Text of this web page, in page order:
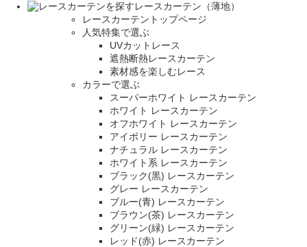
レースカーテン（薄地）
レースカーテントップページ
人気特集で選ぶ
UVカットレース
遮熱断熱レースカーテン
素材感を楽しむレース
カラーで選ぶ
スーパーホワイト レースカーテン
ホワイト レースカーテン
オフホワイト レースカーテン
アイボリー レースカーテン
ナチュラル レースカーテン
ホワイト系 レースカーテン
ブラック(黒) レースカーテン
グレー レースカーテン
ブルー(青) レースカーテン
ブラウン(茶) レースカーテン
グリーン(緑) レースカーテン
レッド(赤) レースカーテン